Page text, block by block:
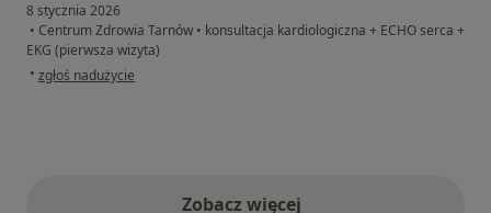
8 stycznia 2026
• Centrum Zdrowia Tarnów • konsultacja kardiologiczna + ECHO serca +
EKG (pierwsza wizyta)
• w opinii użytkownika Anna
zgłoś nadużycie
Zobacz więcej